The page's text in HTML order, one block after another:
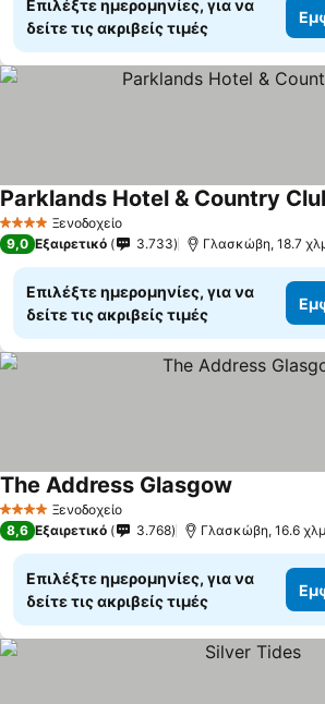
Επιλέξτε ημερομηνίες, για να
δείτε τις ακριβείς τιμές
4 ΑστέριαΞενοδοχείο
Parklands Hotel & Country
9,0 Εξαιρετικό 3.733 Γλασκώβη, 18.7
Επιλέξτε ημερομηνίες, για να
δείτε τις ακριβείς τιμές
4 ΑστέριαΞενοδοχείο
The Address Glasgow
8,6 Εξαιρετικό 3.768 Γλασκώβη, 16.6
Επιλέξτε ημερομηνίες, για να
δείτε τις ακριβείς τιμές